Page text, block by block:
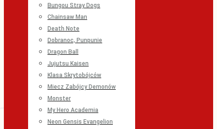
Bungou Stray Dogs
Chainsaw Man
Death Note
Dobranoc, Punpunie
Dragon Ball
Jujutsu Kaisen
Klasa Skrytobójców
Miecz Zabójcy Demonów
Monster
My Hero Academia
Neon Gensis Evangelion